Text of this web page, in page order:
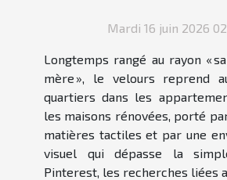
Mardi 16 juin 2026
Longtemps rangé au rayon «
mère », le velours reprend
quartiers dans les
les maisons rénovées, porté
matières tactiles et par une
visuel qui dépasse la
Pinterest, les recherches liées